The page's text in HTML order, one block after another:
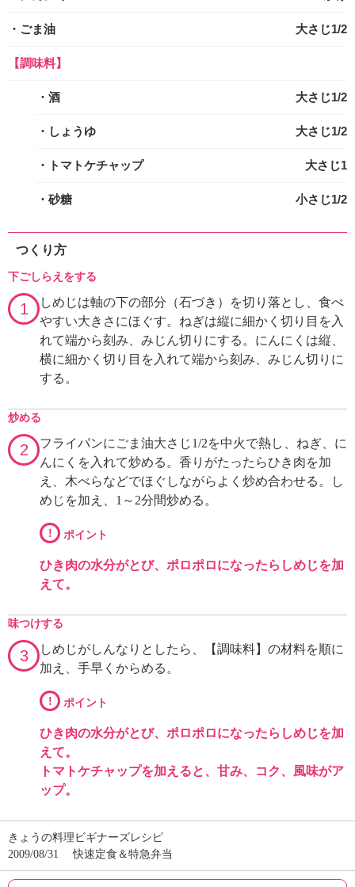
・ごま油 大さじ1/2
【調味料】
・酒 大さじ1/2
・しょうゆ 大さじ1/2
・トマトケチャップ 大さじ1
・砂糖 小さじ1/2
つくり方
下ごしらえをする
1
しめじは軸の下の部分（石づき）を切り落とし、食べ
やすい大きさにほぐす。ねぎは縦に細かく切り目を入
れて端から刻み、みじん切りにする。にんにくは縦、
横に細かく切り目を入れて端から刻み、みじん切りに
する。
炒める
2
フライパンにごま油大さじ1/2を中火で熱し、ねぎ、に
んにくを入れて炒める。香りがたったらひき肉を加
え、木べらなどでほぐしながらよく炒め合わせる。し
めじを加え、1～2分間炒める。
! ポイント
ひき肉の水分がとび、ポロポロになったらしめじを加
えて。
味つけする
3
しめじがしんなりとしたら、【調味料】の材料を順に
加え、手早くからめる。
! ポイント
ひき肉の水分がとび、ポロポロになったらしめじを加
えて。
トマトケチャップを加えると、甘み、コク、風味がア
ップ。
きょうの料理ビギナーズレシピ
2009/08/31
快速定食＆特急弁当